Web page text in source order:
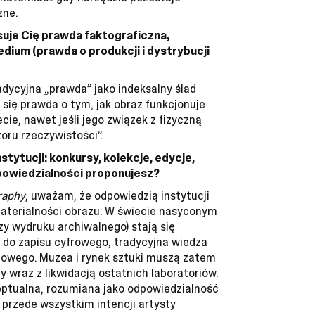
Cię prawda faktograficzna,
(prawda o produkcji i dystrybucji
„prawda” jako indeksalny ślad
prawda o tym, jak obraz funkcjonuje
nawet jeśli jego związek z fizyczną
rzeczywistości”.
konkursy, kolekcje, edycje,
proponujesz?
, uważam, że odpowiedzią instytucji
obrazu. W świecie nasyconym
wydruku archiwalnego) stają się
zapisu cyfrowego, tradycyjna wiedza
Muzea i rynek sztuki muszą zatem
wraz z likwidacją ostatnich laboratoriów.
rozumiana jako odpowiedzialność
wszystkim intencji artysty